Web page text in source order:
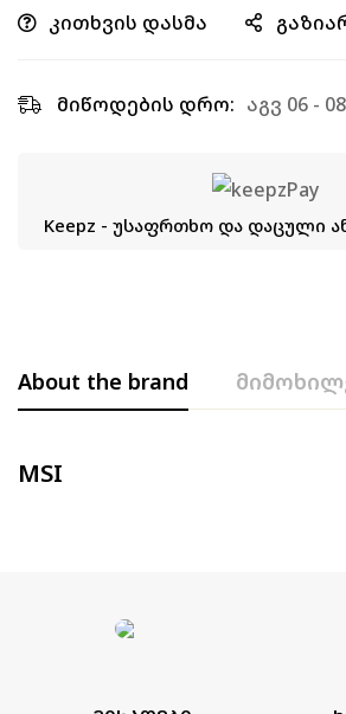
კითხვის დასმა
მიწოდების დრო: აგვ 06 -
Keepz - უსაფრთხო და დაცული
About the brand
MSI